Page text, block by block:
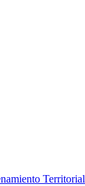
Territorial